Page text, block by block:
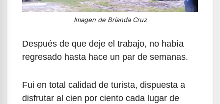
Imagen de Brianda Cruz
Después de que deje el trabajo, no había
regresado hasta hace un par de semanas.
Fui en total calidad de turista, dispuesta a
disfrutar al cien por ciento cada lugar de